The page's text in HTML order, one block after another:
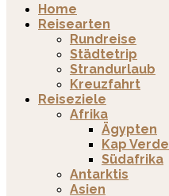
Home
Reisearten
Rundreise
Städtetrip
Strandurlaub
Kreuzfahrt
Reiseziele
Afrika
Ägypten
Kap Verde
Südafrika
Antarktis
Asien